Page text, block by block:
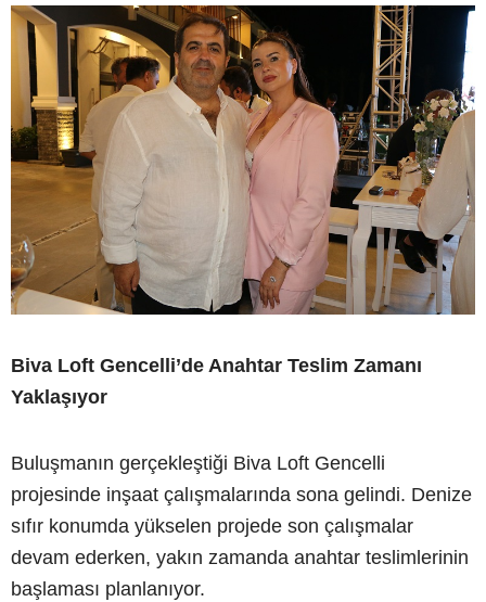
Biva Loft Gencelli’de Anahtar Teslim Zamanı
Yaklaşıyor
Buluşmanın gerçekleştiği Biva Loft Gencelli
projesinde inşaat çalışmalarında sona gelindi. Denize
sıfır konumda yükselen projede son çalışmalar
devam ederken, yakın zamanda anahtar teslimlerinin
başlaması planlanıyor.